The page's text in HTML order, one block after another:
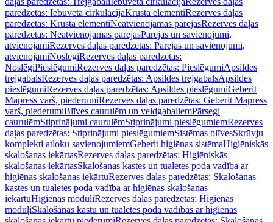
paredzētas: Iebūvēta cirkulācijaKrusta elementiRezerves daļas
paredzētas: Krusta elementiNeatvienojamas pārejasRezerves daļas
paredzētas: Neatvienojamas pārejasPārejas un savienojumi,
atvienojamiRezerves daļas paredzētas: Pārejas un savienojumi,
atvienojamiNoslēgiRezerves daļas paredzētas:
NoslēgiPieslēgumiRezerves daļas paredzētas: PieslēgumiApsildes
trejgabalsRezerves daļas paredzētas: Apsildes trejgabalsApsildes
pieslēgumiRezerves daļas paredzētas: Apsildes pieslēgumiGeberit
Mapress varš, piederumiRezerves daļas paredzētas: Geberit Mapress
varš, piederumiBlīves caurulēm un veidgabaliemPārsegi
caurulēmStiprinājumi caurulēmStiprinājumi pieslēgumiemRezerves
daļas paredzētas: Stiprinājumi pieslēgumiemSistēmas blīvesSkrūvju
komplekti atloku savienojumiemGeberit higiēnas sistēmaHigiēniskās
skalošanas iekārtasRezerves daļas paredzētas: Higiēniskās
skalošanas iekārtasSkalošanas kastes un tualetes poda vadība ar
higiēnas skalošanas iekārtuRezerves daļas paredzētas: Skalošanas
kastes un tualetes poda vadība ar higiēnas skalošanas
iekārtuHigiēnas moduļiRezerves daļas paredzētas: Higiēnas
moduļiSkalošanas kastu un tualetes poda vadības ar higiēnas